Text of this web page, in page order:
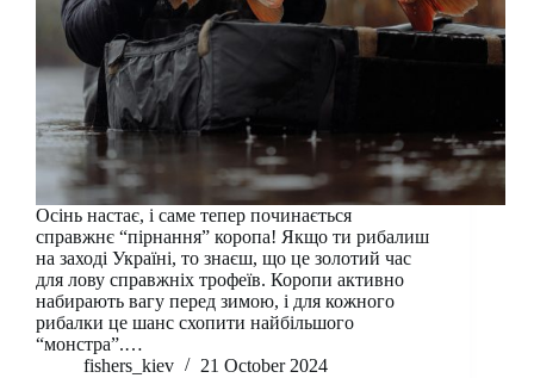
Осінь настає, і саме тепер починається
справжнє “пірнання” коропа! Якщо ти рибалиш
на заході Україні, то знаєш, що це золотий час
для лову справжніх трофеїв. Коропи активно
набирають вагу перед зимою, і для кожного
рибалки це шанс схопити найбільшого
“монстра”.…
fishers_kiev
21 October 2024